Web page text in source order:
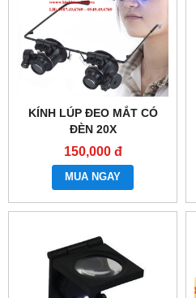
KÍNH LÚP ĐEO MẮT CÓ
ĐÈN 20X
150,000 đ
MUA NGAY